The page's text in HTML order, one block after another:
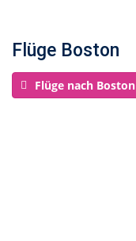
Flüge Boston
Flüge nach Boston